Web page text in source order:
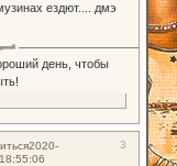
ездют.... дмэ
день, чтобы
3
2020-